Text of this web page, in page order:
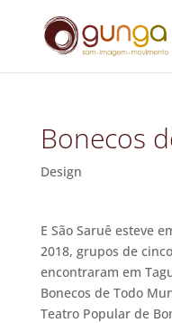
Bonecos
Design
E São Saruê esteve
2018, grupos de
encontraram em
Bonecos de Todo
Teatro Popular de